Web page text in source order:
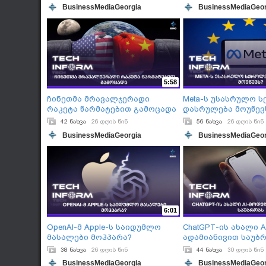
BusinessMediaGeorgia
5:58
ჩინეთმა მრავალჯერადი
რაკეტა წარმატებით გამოცადა
42 ნახვა 26 დღის წინ
BusinessMediaGeorgia
Meta-ს უსასრულო
დასრულება
56 ნახვა 26 დღის წინ
6:01
OpenAI-მ Apple-ს საიდუმლო
მასალები მოჰპარა?
38 ნახვა 26 დღის წინ
BusinessMediaGeorgia
ChatGPT-ის ახალი
ადამიანივით
44 ნახვა 30 დღის წინ